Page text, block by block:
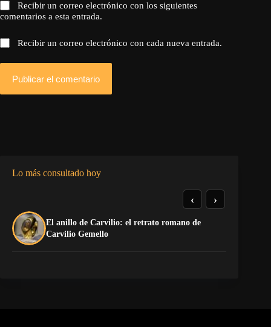
Recibir un correo electrónico con los siguientes
comentarios a esta entrada.
Recibir un correo electrónico con cada nueva entrada.
Publicar el comentario
Lo más consultado hoy
El anillo de Carvilio: el retrato romano de
Carvilio Gemello
‹ ›